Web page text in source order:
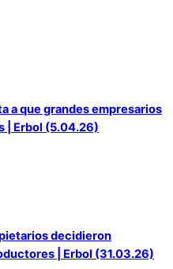
a que grandes empresarios
| Erbol (5.04.26)
decidieron
| Erbol (31.03.26)